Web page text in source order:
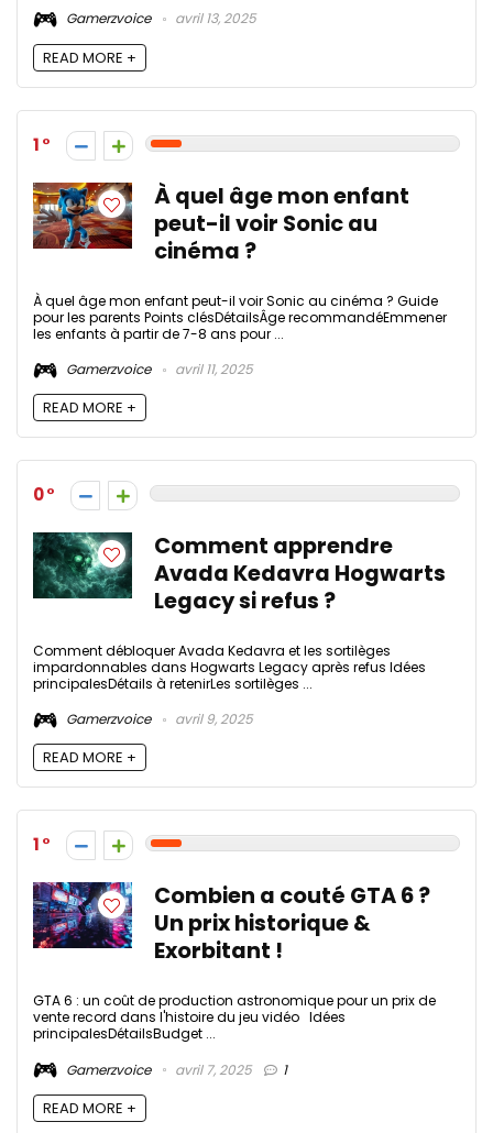
Gamerzvoice avril 13, 2025
READ MORE +
1
À quel âge mon enfant
peut-il voir Sonic au
cinéma ?
À quel âge mon enfant peut-il voir Sonic au cinéma ? Guide
pour les parents Points clésDétailsÂge recommandéEmmener
les enfants à partir de 7-8 ans pour ...
Gamerzvoice
avril 11, 2025
READ MORE +
0
Comment apprendre
Avada Kedavra Hogwarts
Legacy si refus ?
Comment débloquer Avada Kedavra et les sortilèges
impardonnables dans Hogwarts Legacy après refus Idées
principalesDétails à retenirLes sortilèges ...
Gamerzvoice
avril 9, 2025
READ MORE +
1
Combien a couté GTA 6 ?
Un prix historique &
Exorbitant !
GTA 6 : un coût de production astronomique pour un prix de
vente record dans l'histoire du jeu vidéo Idées
principalesDétailsBudget ...
Gamerzvoice
avril 7, 2025 1
READ MORE +